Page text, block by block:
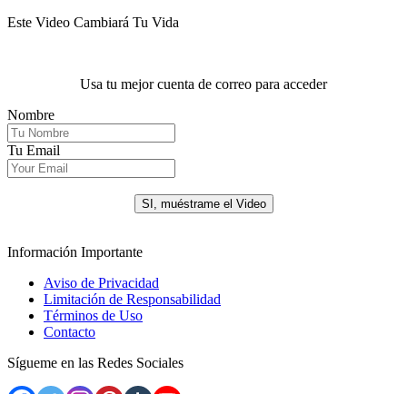
Este Video Cambiará Tu Vida
Usa tu mejor cuenta de correo para acceder
Nombre
Tu Email
SI, muéstrame el Video
Información Importante
Aviso de Privacidad
Limitación de Responsabilidad
Términos de Uso
Contacto
Sígueme en las Redes Sociales